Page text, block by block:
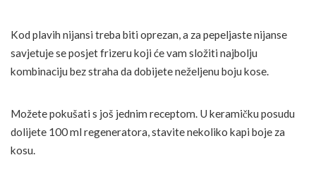
Kod plavih nijansi treba biti oprezan, a za pepeljaste nijanse
savjetuje se posjet frizeru koji će vam složiti najbolju
kombinaciju bez straha da dobijete neželjenu boju kose.
Možete pokušati s još jednim receptom. U keramičku posudu
dolijete 100 ml regeneratora, stavite nekoliko kapi boje za
kosu.